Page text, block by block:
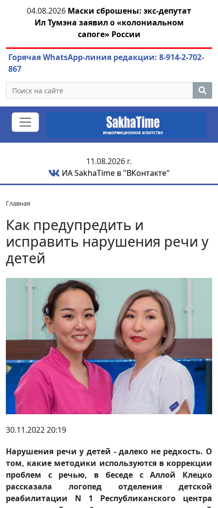
сброшены: экс-депутат
о «колониальном
04.08.2026Маринычев
или
Горячая WhatsApp-линия редакции: 8-914-2-702-
867
11.08.2026 г.
ИА SakhaTime в "ВКонтакте"
Главная
Как предупредить и
исправить нарушения речи у
детей
30.11.2022 20:19
Нарушения речи у детей - далеко не редкость. О
том, какие методики используются в коррекции
проблем с речью, в беседе с Аллой Клецко
рассказала логопед отделения детской
реабилитации N 1 Республиканского центра